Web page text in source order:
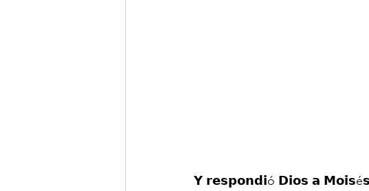
𝗬 𝗿𝗲𝘀𝗽𝗼𝗻𝗱𝗶ó 𝗗𝗶𝗼𝘀 𝗮